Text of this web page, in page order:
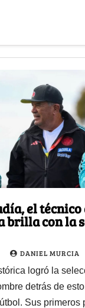
el
brilla con la
DANIEL MURCIA
logró la
detrás de
Sus primeros